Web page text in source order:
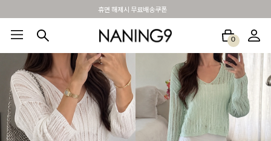
BEST 포토리뷰 - 매주 2명추첨 3만원쿠폰
0
BEST100🤍 NEW5% 베스트재진행 썸머여행룩 아울렛 하객&모임룩